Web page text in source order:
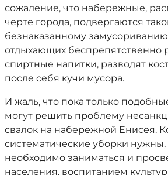
сожаление, что набережные,
черте города, подвергаются
безнаказанному
отдыхающих беспрепятственно
спиртные напитки, разводят
после себя кучи мусора.
И жаль, что пока только
могут решить проблему
свалок на набережной Енисея.
систематические уборки нужны,
необходимо заниматься и
населения, воспитанием